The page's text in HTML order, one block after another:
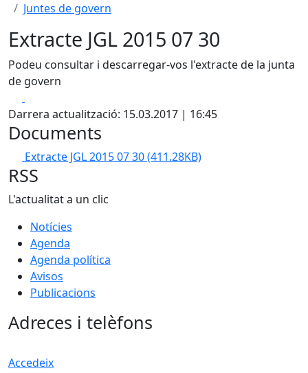
Juntes de govern
Extracte JGL 2015 07 30
Podeu consultar i descarregar-vos l'extracte de la junta
de govern
Darrera actualització: 15.03.2017 | 16:45
Documents
Extracte JGL 2015 07 30(411.28KB)
RSS
L'actualitat a un clic
Notícies
Agenda
Agenda política
Avisos
Publicacions
Adreces i telèfons
Accedeix